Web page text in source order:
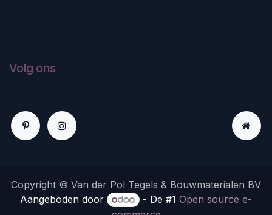
Volg ons
Copyright © Van der Pol Tegels & Bouwmaterialen BV
Aangeboden door
- De #1Open source e-